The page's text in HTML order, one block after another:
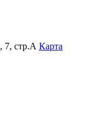
7, стр.А Карта